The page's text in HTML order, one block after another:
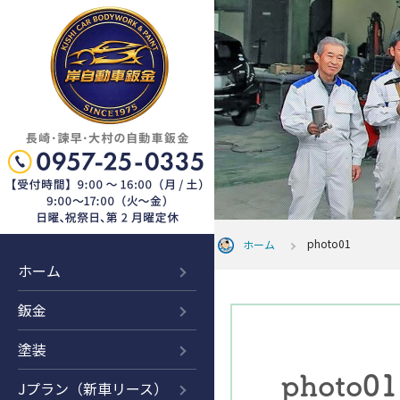
ホーム
鈑金
塗装
Jプラン（新車リース）
ホーム photo01
photo01